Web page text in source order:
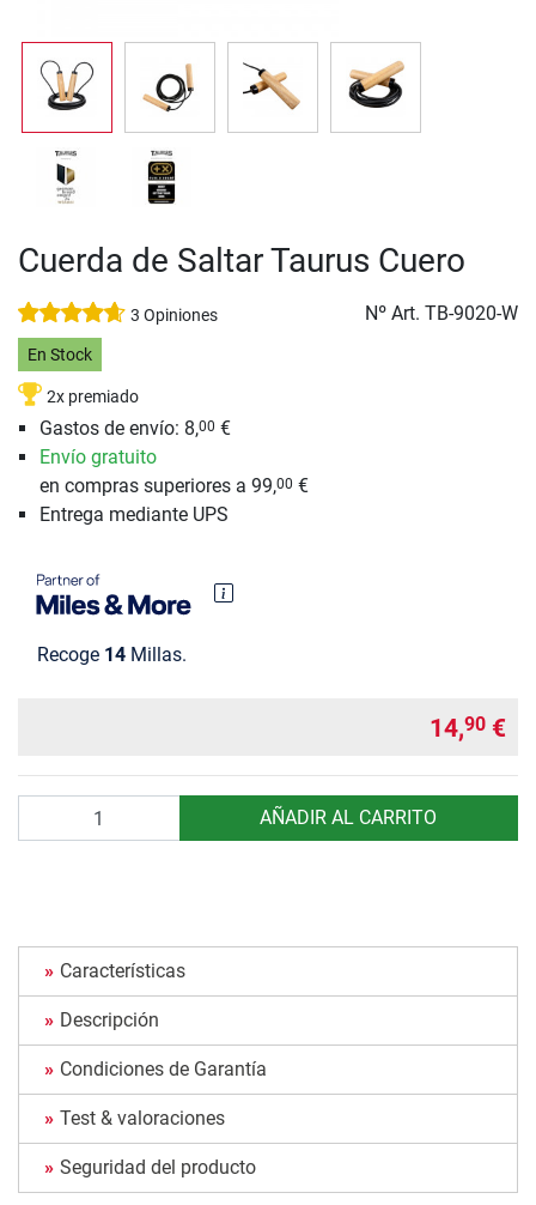
Cuerda de Saltar Taurus Cuero
3 Opiniones Nº Art. TB-9020-W
En Stock
2x premiado
Gastos de envío: 8,00 €
Envío gratuito
en compras superiores a 99,00 €
Entrega mediante UPS
Recoge 14 Millas.
14,90 €
AÑADIR AL CARRITO
Características
Descripción
Condiciones de Garantía
Test & valoraciones
Seguridad del producto